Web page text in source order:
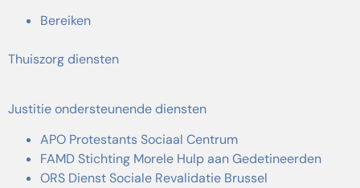
Bereiken
Thuiszorg diensten
Justitie ondersteunende diensten
APO Protestants Sociaal Centrum
FAMD Stichting Morele Hulp aan Gedetineerden
ORS Dienst Sociale Revalidatie Brussel